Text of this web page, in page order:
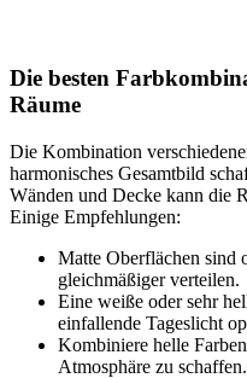
Die besten
Räume
Die Kombination
harmonisches Gesamtbild
Wänden und Decke kann die
Einige Empfehlungen:
Matte Oberflächen sind
gleichmäßiger verteilen.
Eine weiße oder sehr
einfallende Tageslicht
Kombiniere helle
Atmosphäre zu schaffen.